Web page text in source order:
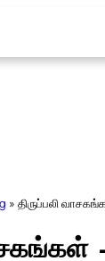
» திருப்பலி